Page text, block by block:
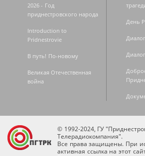
2026 - Год
приднестровского народа
Introduction to
Pridnestrovie
В путь! По-новому
Великая Отечественная
война
День
© 1992-2024, ГУ
Телерадиокомпания".
Все права защищены. При
активная ссылка на этот